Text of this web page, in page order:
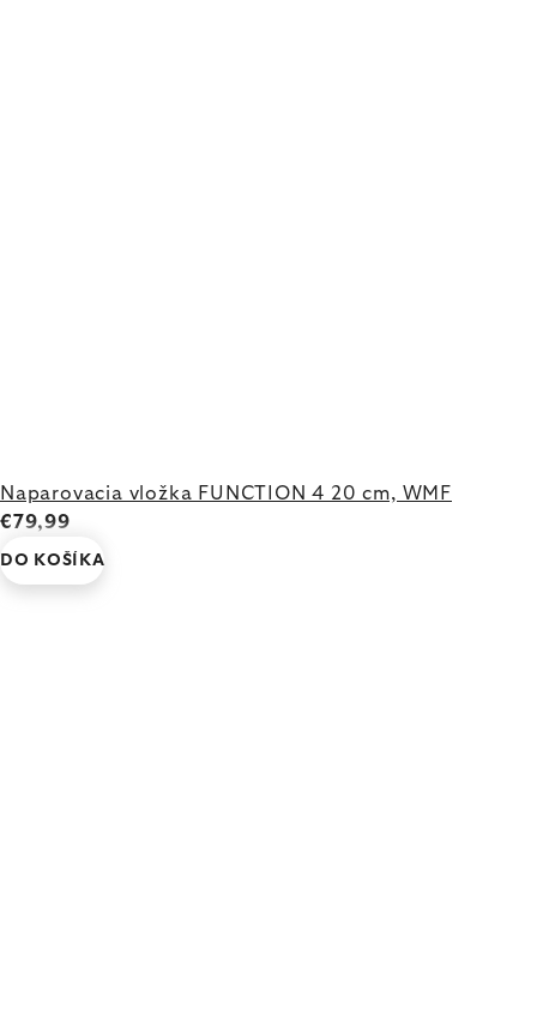
Naparovacia vložka FUNCTION 4 20 cm, WMF
€79,99
DO KOŠÍKA